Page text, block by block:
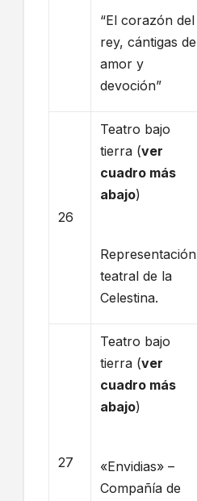
“El corazón del
rey, cántigas de
amor y
devoción”
26
Teatro bajo
tierra (ver
cuadro más
abajo)
Representación
teatral de la
Celestina.
27
Teatro bajo
tierra (ver
cuadro más
abajo)
«Envidias» –
Compañía de